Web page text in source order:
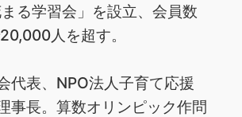
る学習会」を設立、会員数
人を超す。
代表、NPO法人子育て応援
事長。算数オリンピック作問